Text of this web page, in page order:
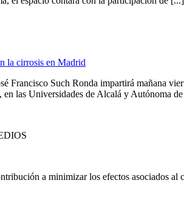
la cirrosis en Madrid
Such Ronda impartirá mañana
en las Universidades de Alcalá y Autónoma
a minimizar los efectos asociados